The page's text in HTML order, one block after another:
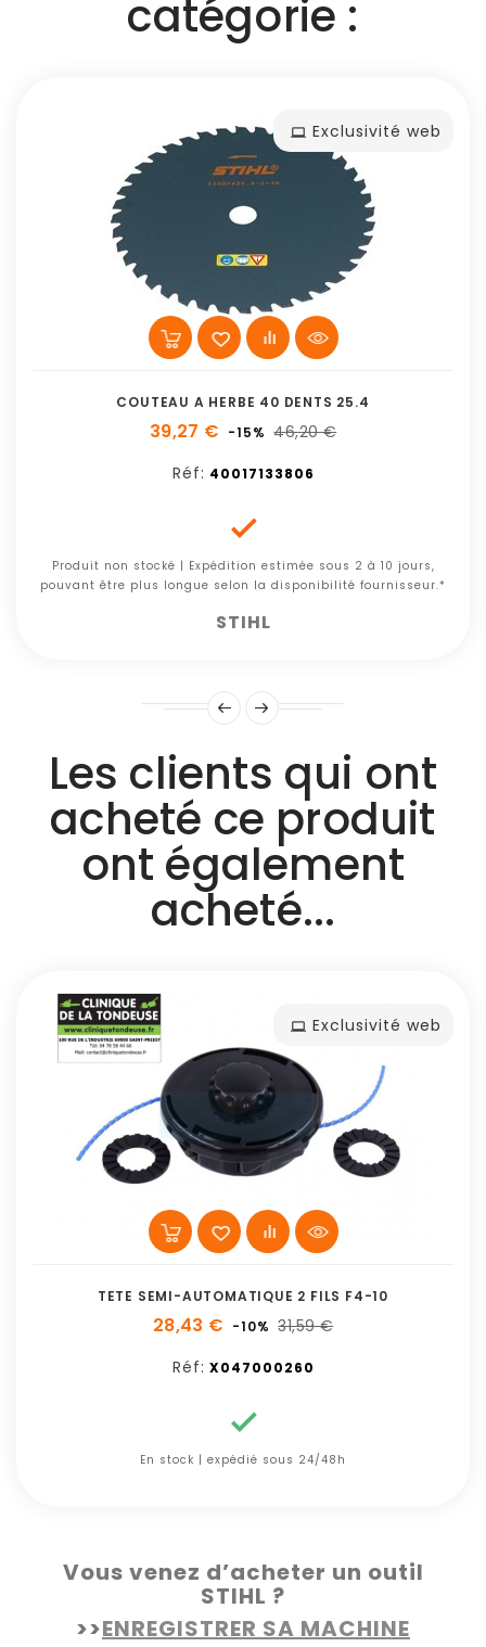
catégorie :
Exclusivité web
COUTEAU A HERBE 40 DENTS 25.4
39,27 € -15% 46,20 €
Réf: 40017133806

Produit non stocké | Expédition estimée sous 2 à 10 jours,
pouvant être plus longue selon la disponibilité fournisseur.*
STIHL
Les clients qui ont
acheté ce produit
ont également
acheté...
Exclusivité web
TETE SEMI-AUTOMATIQUE 2 FILS F4-10
28,43 € -10% 31,59 €
Réf: X047000260

En stock | expédié sous 24/48h
Vous venez d’acheter un outil
STIHL ?
>>ENREGISTRER SA MACHINE